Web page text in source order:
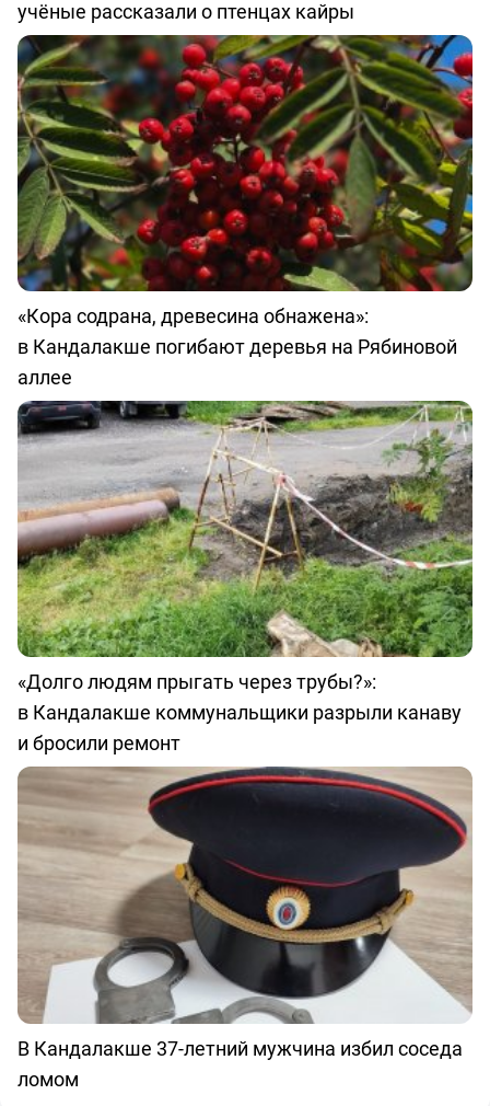
учёные рассказали о птенцах кайры
«Кора содрана, древесина обнажена»:
в Кандалакше погибают деревья на Рябиновой
аллее
«Долго людям прыгать через трубы?»:
в Кандалакше коммунальщики разрыли канаву
и бросили ремонт
В Кандалакше 37-летний мужчина избил соседа
ломом